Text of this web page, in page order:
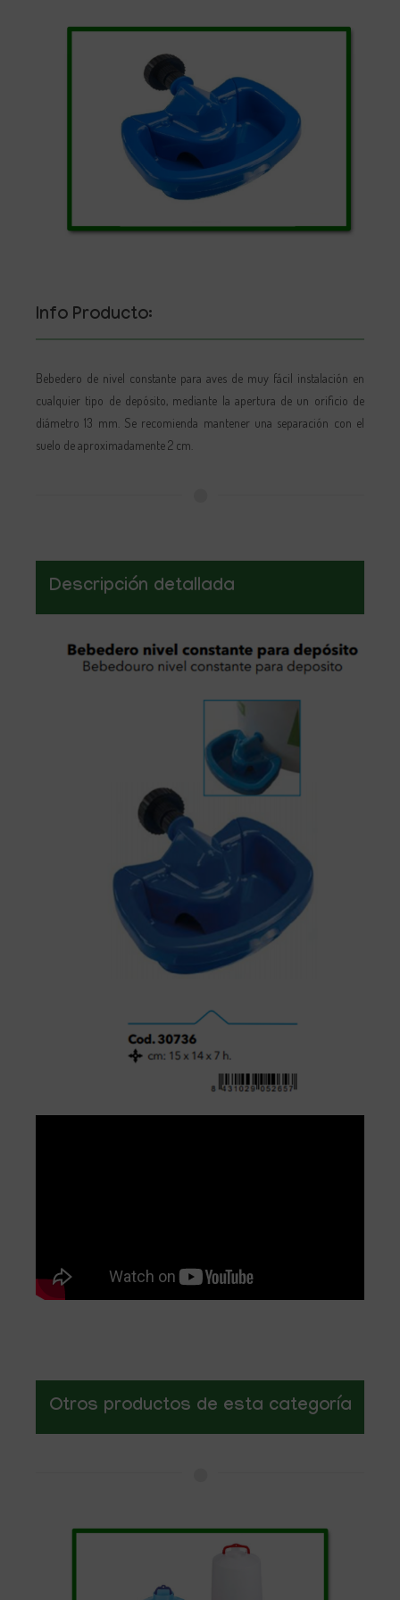
Info Producto:
Bebedero de nivel constante para aves de muy fácil instalación en
cualquier tipo de depósito, mediante la apertura de un orificio de
diámetro 13 mm. Se recomienda mantener una separación con el
suelo de aproximadamente 2 cm.
Descripción detallada
Otros productos de esta categoría